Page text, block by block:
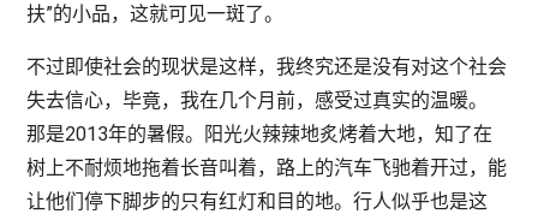
扶”的小品，这就可见一斑了。
不过即使社会的现状是这样，我终究还是没有对这个社会
失去信心，毕竟，我在几个月前，感受过真实的温暖。
那是2013年的暑假。阳光火辣辣地炙烤着大地，知了在
树上不耐烦地拖着长音叫着，路上的汽车飞驰着开过，能
让他们停下脚步的只有红灯和目的地。行人似乎也是这